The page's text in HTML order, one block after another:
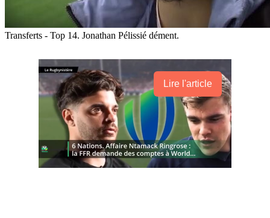
Transferts - Top 14. Jonathan Pélissié dément.
Lire l'article